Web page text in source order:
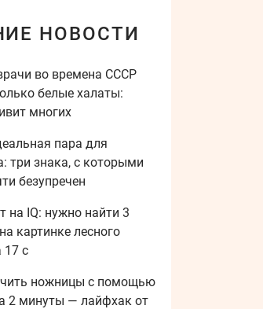
НОВОСТИ
во времена СССР
белые халаты:
многих
пара для
три знака, с которыми
безупречен
на IQ: нужно найти 3
картинке лесного
17 с
ножницы с помощью
2 минуты — лайфхак от